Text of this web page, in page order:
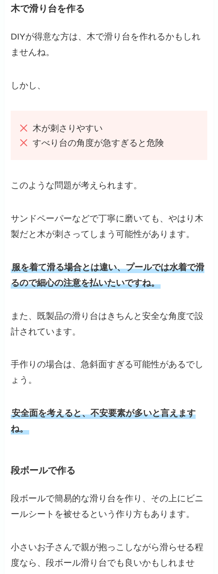
木で滑り台を作る
DIYが得意な方は、木で滑り台を作れるかもしれ
ませんね。
しかし、
木が刺さりやすい
すべり台の角度が急すぎると危険
このような問題が考えられます。
サンドペーパーなどで丁寧に磨いても、やはり木
製だと木が刺さってしまう可能性があります。
服を着て滑る場合とは違い、プールでは水着で滑
るので細心の注意を払いたいですね。
また、既製品の滑り台はきちんと安全な角度で設
計されています。
手作りの場合は、急斜面すぎる可能性があるでし
ょう。
安全面を考えると、不安要素が多いと言えます
ね。
段ボールで作る
段ボールで簡易的な滑り台を作り、その上にビニ
ールシートを被せるという作り方もあります。
小さいお子さんで親が抱っこしながら滑らせる程
度なら、段ボール滑り台でも良いかもしれませ